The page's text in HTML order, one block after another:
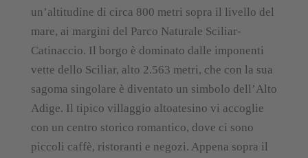
un’altitudine di circa 800 metri sopra il livello del
mare, ai margini del Parco Naturale Sciliar-
Catinaccio. Il borgo è dominato dalle imponenti
vette dello Sciliar, alto 2.563 metri, che con la sua
sagoma singolare è diventato un simbolo dell’Alto
Adige. Il tipico villaggio altoatesino vi accoglie
con un centro storico romantico, dove ci sono
piccoli caffè, ristoranti e negozi. Appena sopra il